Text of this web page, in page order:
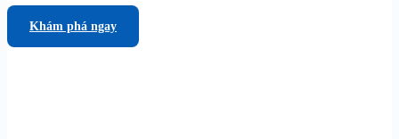
Khám phá ngay